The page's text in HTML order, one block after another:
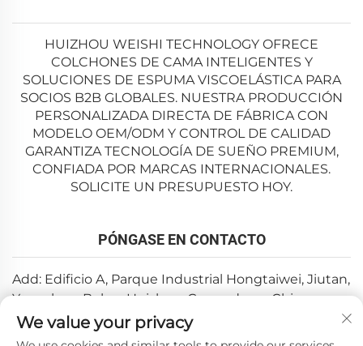
HUIZHOU WEISHI TECHNOLOGY OFRECE
COLCHONES DE CAMA INTELIGENTES Y
SOLUCIONES DE ESPUMA VISCOELÁSTICA PARA
SOCIOS B2B GLOBALES. NUESTRA PRODUCCIÓN
PERSONALIZADA DIRECTA DE FÁBRICA CON
MODELO OEM/ODM Y CONTROL DE CALIDAD
GARANTIZA TECNOLOGÍA DE SUEÑO PREMIUM,
CONFIADA POR MARCAS INTERNACIONALES.
SOLICITE UN PRESUPUESTO HOY.
PÓNGASE EN CONTACTO
Add: Edificio A, Parque Industrial Hongtaiwei, Jiutan,
Yuanzhou, Boluo, Huizhou, Guangdong, China
Correo electrónico: [email protected]
We value your privacy